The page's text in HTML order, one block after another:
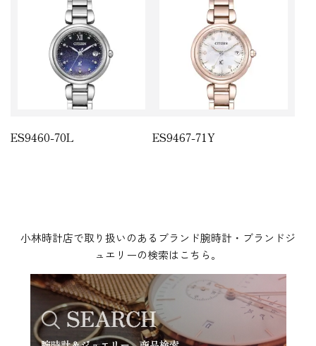
ES9460-70L ES9467-71Y
小林時計店で取り扱いのあるブランド腕時計・ブランドジ
ュエリーの検索はこちら。